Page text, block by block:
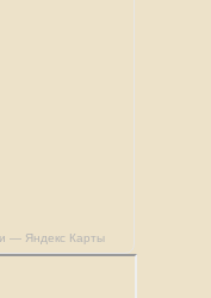
— Яндекс Карты